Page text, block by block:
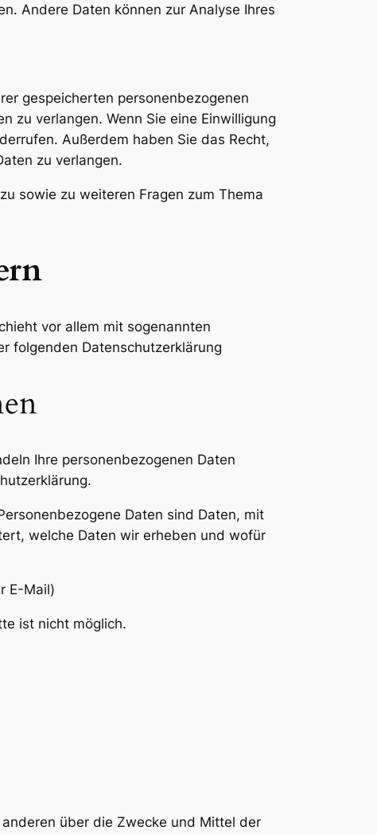
Andere Daten können zur Analyse Ihres
gespeicherten personenbezogenen
zu verlangen. Wenn Sie eine Einwilligung
Außerdem haben Sie das Recht,
zu verlangen.
sowie zu weiteren Fragen zum Thema
vor allem mit sogenannten
folgenden Datenschutzerklärung
Ihre personenbezogenen Daten
Daten sind Daten, mit
welche Daten wir erheben und wofür
E-Mail)
ist nicht möglich.
über die Zwecke und Mittel der